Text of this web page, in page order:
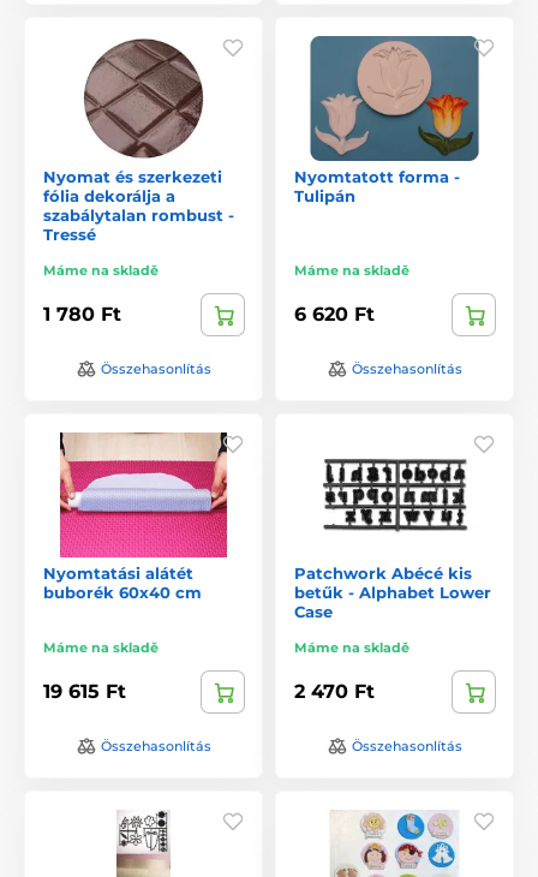
Nyomat és szerkezeti
fólia dekorálja a
szabálytalan rombust -
Tressé
Máme na skladě
1 780 Ft
Összehasonlítás
Nyomtatott forma -
Tulipán
Máme na skladě
6 620 Ft
Összehasonlítás
Nyomtatási alátét
buborék 60x40 cm
Máme na skladě
19 615 Ft
Összehasonlítás
Patchwork Abécé kis
betűk - Alphabet Lower
Case
Máme na skladě
2 470 Ft
Összehasonlítás